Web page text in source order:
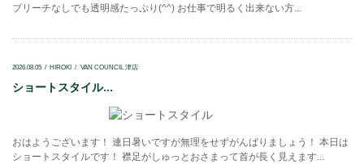
ブリーチなしでも透明感たっぷり(^^) お仕事で明るく出来ない方...
2026.08.05 HIROKI VAN COUNCIL 津店
ショートスタイル...
おはようございます！ 連日暑いですが無理をせずがんばりましょう！ 本日は
ショートスタイルです！ 襟足がしゅっとおさまって首が長く見えます...